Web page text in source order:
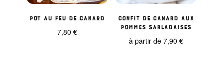
Pot au feu de canard
7,80 €
Confit de canard aux
pommes sarladaises
à partir de 7,90 €